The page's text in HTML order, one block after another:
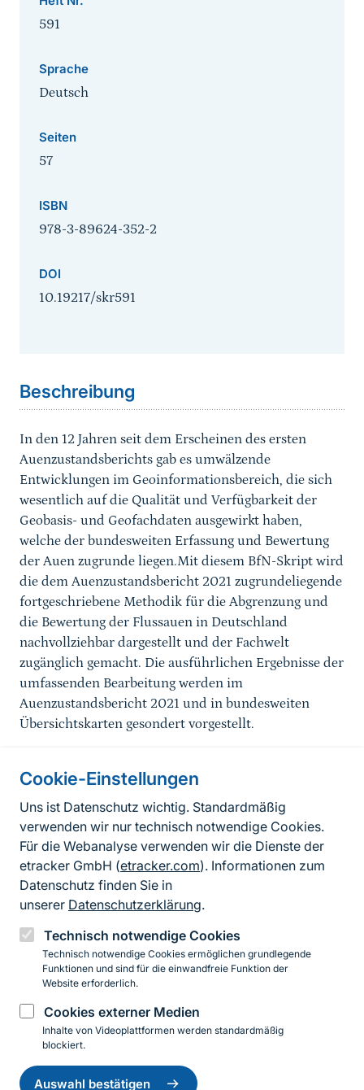
Cookie-Einstellungen
Uns ist Datenschutz wichtig. Standardmäßig
verwenden wir nur technisch notwendige Cookies.
Für die Webanalyse verwenden wir die Dienste der
etracker GmbH (etracker.com). Informationen zum
Datenschutz finden Sie in
unserer Datenschutzerklärung.
Technisch notwendige Cookies
Technisch notwendige Cookies ermöglichen grundlegende
Funktionen und sind für die einwandfreie Funktion der
Website erforderlich.
Cookies externer Medien
Inhalte von Videoplattformen werden standardmäßig
blockiert.
Auswahl bestätigen
Einwilligung
zurückziehen
591
Sprache
Deutsch
Seiten
57
ISBN
978-3-89624-352-2
DOI
10.19217/skr591
Beschreibung
In den 12 Jahren seit dem Erscheinen des ersten
Auenzustandsberichts gab es umwälzende
Entwicklungen im Geoinformationsbereich, die sich
wesentlich auf die Qualität und Verfügbarkeit der
Geobasis- und Geofachdaten ausgewirkt haben,
welche der bundesweiten Erfassung und Bewertung
der Auen zugrunde liegen.Mit diesem BfN-Skript wird
die dem Auenzustandsbericht 2021 zugrundeliegende
fortgeschriebene Methodik für die Abgrenzung und
die Bewertung der Flussauen in Deutschland
nachvollziehbar dargestellt und der Fachwelt
zugänglich gemacht. Die ausführlichen Ergebnisse der
umfassenden Bearbeitung werden im
Auenzustandsbericht 2021 und in bundesweiten
Übersichtskarten gesondert vorgestellt.
Informationen zur Seite
FußzeileKontakt zum BfN
Kontaktformular
Erklärung zur Barrierefreiheit
Impressum
Datenschutz
InstagramFacebookYouTubeLinkedIn
© 2026 Bundesamt für Naturschutz